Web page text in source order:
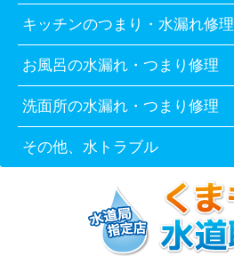
キッチンのつまり・水漏れ修理
お風呂の水漏れ・つまり修理
洗面所の水漏れ・つまり修理
その他、水トラブル